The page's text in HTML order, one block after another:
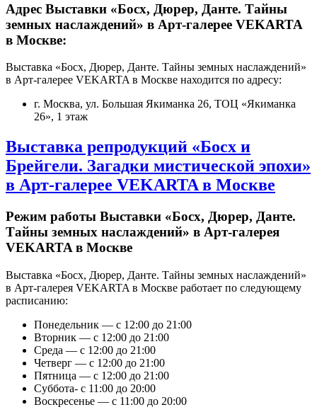
Адрес Выставки «Босх, Дюрер, Данте. Тайны
земных наслаждений» в Арт-галерее VEKARTA
в Москве:
Выставка «Босх, Дюрер, Данте. Тайны земных наслаждений»
в Арт-галерее VEKARTA в Москве находится по адресу:
г. Москва, ул. Большая Якиманка 26, ТОЦ «Якиманка
26», 1 этаж
Выставка репродукций «Босх и
Брейгели. Загадки мистической эпохи»
в Арт-галерее VEKARTA в Москве
Режим работы Выставки «Босх, Дюрер, Данте.
Тайны земных наслаждений» в Арт-галерея
VEKARTA в Москве
Выставка «Босх, Дюрер, Данте. Тайны земных наслаждений»
в Арт-галерея VEKARTA в Москве работает по следующему
расписанию:
Понедельник — с 12:00 до 21:00
Вторник — с 12:00 до 21:00
Среда — с 12:00 до 21:00
Четверг — с 12:00 до 21:00
Пятница — с 12:00 до 21:00
Суббота- с 11:00 до 20:00
Воскресенье — с 11:00 до 20:00